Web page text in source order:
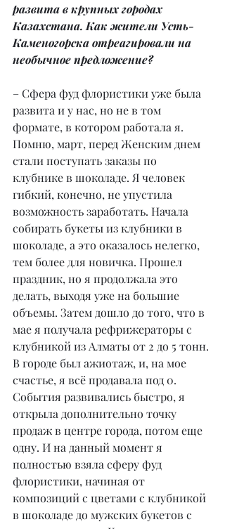
развита в крупных городах
Казахстана. Как жители Усть-
Каменогорска отреагировали на
необычное предложение?
– Сфера фуд флористики уже была
развита и у нас, но не в том
формате, в котором работала я.
Помню, март, перед Женским днем
стали поступать заказы по
клубнике в шоколаде. Я человек
гибкий, конечно, не упустила
возможность заработать. Начала
собирать букеты из клубники в
шоколаде, а это оказалось нелегко,
тем более для новичка. Прошел
праздник, но я продолжала это
делать, выходя уже на большие
объемы. Затем дошло до того, что в
мае я получала рефрижераторы с
клубникой из Алматы от 2 до 5 тонн.
В городе был ажиотаж, и, на мое
счастье, я всё продавала под 0.
События развивались быстро, я
открыла дополнительно точку
продаж в центре города, потом еще
одну. И на данный момент я
полностью взяла сферу фуд
флористики, начиная от
композиций с цветами с клубникой
в шоколаде до мужских букетов с